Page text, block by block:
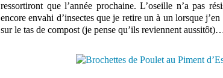
ressortiront que l’année prochaine. L’oseille n’a pas
encore envahi d’insectes que je retire un à un lorsque
sur le tas de compost (je pense qu’ils reviennent